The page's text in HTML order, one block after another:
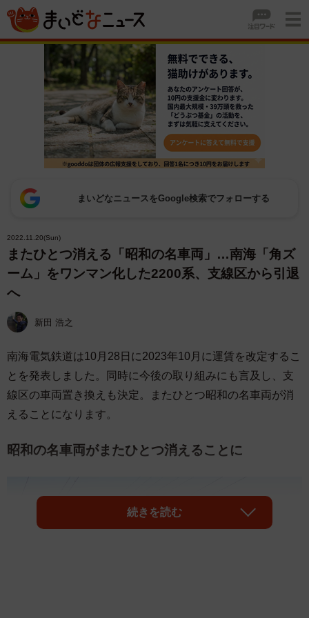
まいどなニュースをGoogle検索でフォローする
2022.11.20(Sun)
またひとつ消える「昭和の名車両」…南海「角ズ
ーム」をワンマン化した2200系、支線区から引退
へ
新田 浩之
南海電気鉄道は10月28日に2023年10月に運賃を改定するこ
とを発表しました。同時に今後の取り組みにも言及し、支
線区の車両置き換えも決定。またひとつ昭和の名車両が消
えることになります。
昭和の名車両がまたひとつ消えることに
続きを読む